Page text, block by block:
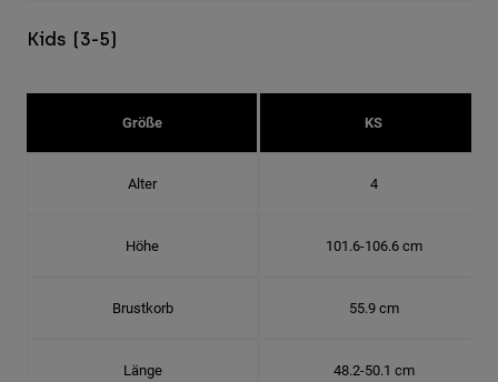
Kids (3-5)
Größe KS
Alter 4
Höhe 101.6-106.6 cm
Brustkorb 55.9 cm
Länge 48.2-50.1 cm